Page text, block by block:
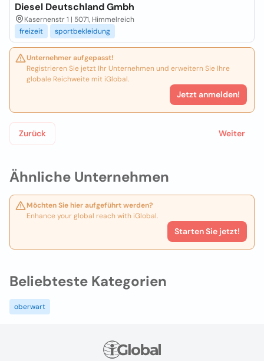
Ähnliche Unternehmen
Möchten Sie hier aufgeführt werden?
Enhance your global reach with iGlobal.
Starten Sie jetzt!
Diesel Deutschland Gmbh
Kasernenstr 1 | 5071, Himmelreich
freizeit
sportbekleidung
Unternehmer aufgepasst!
Registrieren Sie jetzt Ihr Unternehmen und erweitern Sie Ihre
globale Reichweite mit iGlobal.
Jetzt anmelden!
Zurück Weiter
Beliebteste Kategorien
oberwart